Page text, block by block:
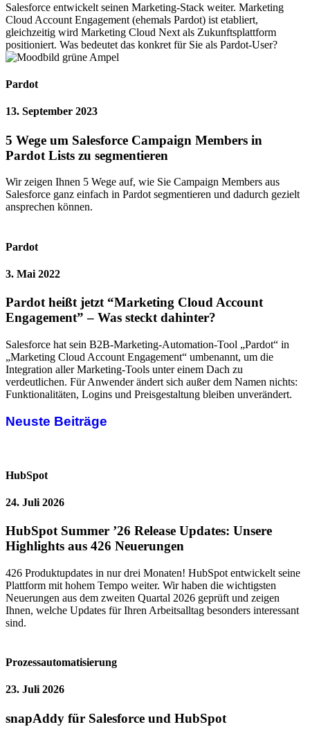
Salesforce entwickelt seinen Marketing-Stack weiter. Marketing
Cloud Account Engagement (ehemals Pardot) ist etabliert,
gleichzeitig wird Marketing Cloud Next als Zukunftsplattform
positioniert. Was bedeutet das konkret für Sie als Pardot-User?
Pardot
13. September 2023
5 Wege um Salesforce Campaign Members in
Pardot Lists zu segmentieren
Wir zeigen Ihnen 5 Wege auf, wie Sie Campaign Members aus
Salesforce ganz einfach in Pardot segmentieren und dadurch gezielt
ansprechen können.
Pardot
3. Mai 2022
Pardot heißt jetzt “Marketing Cloud Account
Engagement” – Was steckt dahinter?
Salesforce hat sein B2B-Marketing-Automation-Tool „Pardot“ in
„Marketing Cloud Account Engagement“ umbenannt, um die
Integration aller Marketing-Tools unter einem Dach zu
verdeutlichen. Für Anwender ändert sich außer dem Namen nichts:
Funktionalitäten, Logins und Preisgestaltung bleiben unverändert.
Neuste Beiträge
HubSpot
24. Juli 2026
HubSpot Summer ’26 Release Updates: Unsere
Highlights aus 426 Neuerungen
426 Produktupdates in nur drei Monaten! HubSpot entwickelt seine
Plattform mit hohem Tempo weiter. Wir haben die wichtigsten
Neuerungen aus dem zweiten Quartal 2026 geprüft und zeigen
Ihnen, welche Updates für Ihren Arbeitsalltag besonders interessant
sind.
Prozessautomatisierung
23. Juli 2026
snapAddy für Salesforce und HubSpot